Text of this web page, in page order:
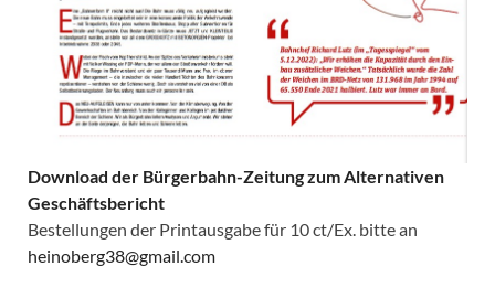
Download der Bürgerbahn-Zeitung zum Alternativen
Geschäftsbericht
Bestellungen der Printausgabe für 10 ct/Ex. bitte an
heinoberg38@gmail.com